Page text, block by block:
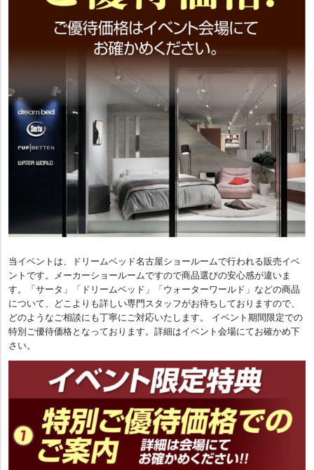
当イベントは、ドリームベッド名古屋ショールームで行われる販売イベ
ントです。メーカーショールームですので商品選びの安心感が違いま
す。「サータ」「ドリームベッド」「ウォーターワールド」などの商品
について、どこよりも詳しい専門スタッフがお待ちしておりますので、
どのようなご相談にも丁寧にご対応いたします。 イベント期間限定での
特別ご優待価格となっております。詳細はイベント会場にてお確かめ下
さい。